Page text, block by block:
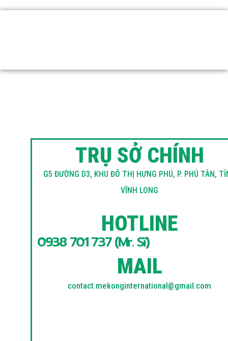
Nhảy
TRỤ SỞ CHÍNH
G5 ĐƯỜNG D3, KHU ĐÔ THỊ HƯNG PHÚ, P. PHÚ TÂN,
VĨNH LONG
HOTLINE
0938 701 737 (Mr. Sĩ)
MAIL
contact.mekonginternational@gmail.com